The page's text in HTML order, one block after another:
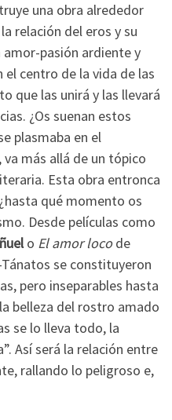
una obra alrededor
relación del eros y su
pasión ardiente y
centro de la vida de las
que las unirá y las llevará
¿Os suenan estos
plasmaba en el
más allá de un tópico
Esta obra entronca
qué momento os
Desde películas como
o El amor locode
se constituyeron
pero inseparables hasta
belleza del rostro amado
se lo lleva todo, la
Así será la relación entre
rallando lo peligroso e,